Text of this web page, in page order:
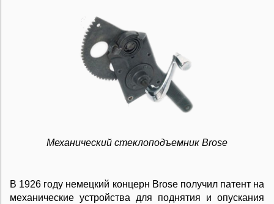
Механический стеклоподъемник Brose
В 1926 году немецкий концерн Brose получил патент на
механические устройства для поднятия и опускания